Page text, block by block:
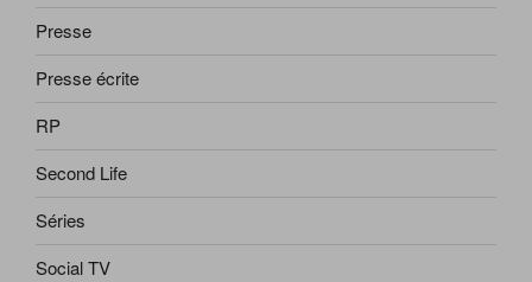
Presse
Presse écrite
RP
Second Life
Séries
Social TV